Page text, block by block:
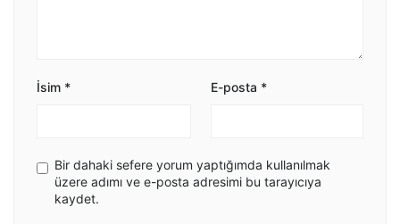
İsim * E-posta *
Bir dahaki sefere yorum yaptığımda kullanılmak
üzere adımı ve e-posta adresimi bu tarayıcıya
kaydet.